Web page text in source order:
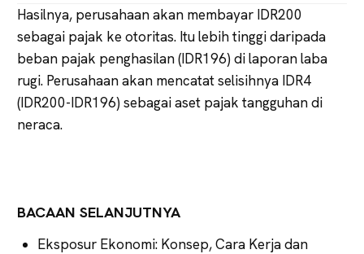
Hasilnya, perusahaan akan membayar IDR200
sebagai pajak ke otoritas. Itu lebih tinggi daripada
beban pajak penghasilan (IDR196) di laporan laba
rugi. Perusahaan akan mencatat selisihnya IDR4
(IDR200-IDR196) sebagai aset pajak tangguhan di
neraca.
BACAAN SELANJUTNYA
Eksposur Ekonomi: Konsep, Cara Kerja dan